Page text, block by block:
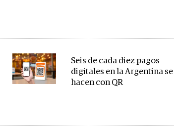
Seis de cada diez pagos
digitales en la Argentina se
hacen con QR